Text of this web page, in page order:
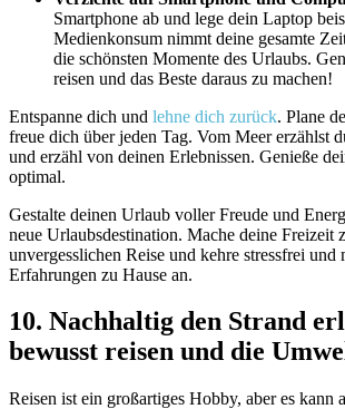
Smartphone ab und lege dein Laptop
Medienkonsum nimmt deine gesamte
die schönsten Momente des Urlaubs.
reisen und das Beste daraus zu machen!
Entspanne dich und lehne dich zurück. Plane
freue dich über jeden Tag. Vom Meer erzählst
und erzähl von deinen Erlebnissen. Genieße
optimal.
Gestalte deinen Urlaub voller Freude und
neue Urlaubsdestination. Mache deine Freizeit
unvergesslichen Reise und kehre stressfrei und
Erfahrungen zu Hause an.
10. Nachhaltig den Strand
bewusst reisen und die
Reisen ist ein großartiges Hobby, aber es kann